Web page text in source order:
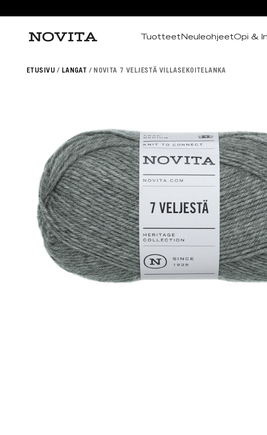
TuotteetNeuleohjeetOpi &
ETUSIVU LANGAT NOVITA 7 VELJESTÄ VILLASEKOITELANKA